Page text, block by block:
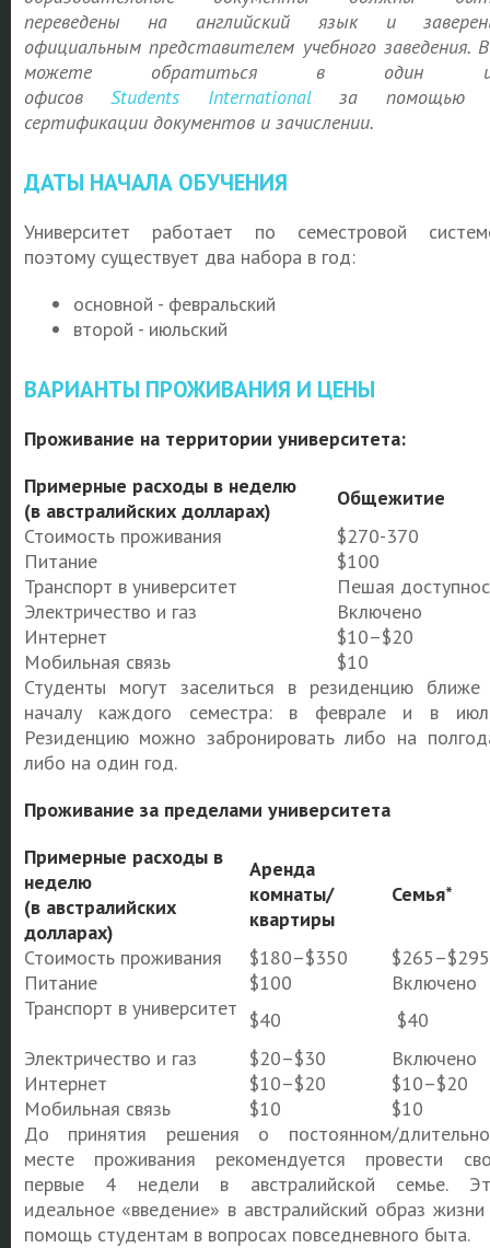
переведены на английский язык и
официальным представителем учебного заведения.
можете обратиться в один
офисовStudents Internationalза помощью
сертификации документов и зачислении.
ДАТЫ НАЧАЛА ОБУЧЕНИЯ
Университет работает по семестровой
поэтому существует два набора в год:
основной - февральский
второй - июльский
ВАРИАНТЫ ПРОЖИВАНИЯ И ЦЕНЫ
Проживание на территории университета:
Примерные расходы в неделю
(в австралийских долларах)
Общежитие
Стоимость проживания
$270-370
Питание
$100
Транспорт в университет
Пешая
Электричество и газ
Включено
Интернет
$10–$20
Мобильная связь
$10
Студенты могут заселиться в резиденцию ближе
началу каждого семестра: в феврале и в
Резиденцию можно забронировать либо на
либо на один год.
Проживание за пределами университета
Примерные расходы в
неделю
(в австралийских
долларах)
Аренда
комнаты/
квартиры
Семья*
Стоимость проживания $180–$350
$265–$295
Питание
$100
Включено
Транспорт в университет $40
$40
Электричество и газ
$20–$30
Включено
Интернет
$10–$20
$10–$20
Мобильная связь
$10
$10
До принятия решения о постоянном/
месте проживания рекомендуется провести
первые 4 недели в австралийской семье.
идеальное «введение» в австралийский образ
помощь студентам в вопросах повседневного быта.